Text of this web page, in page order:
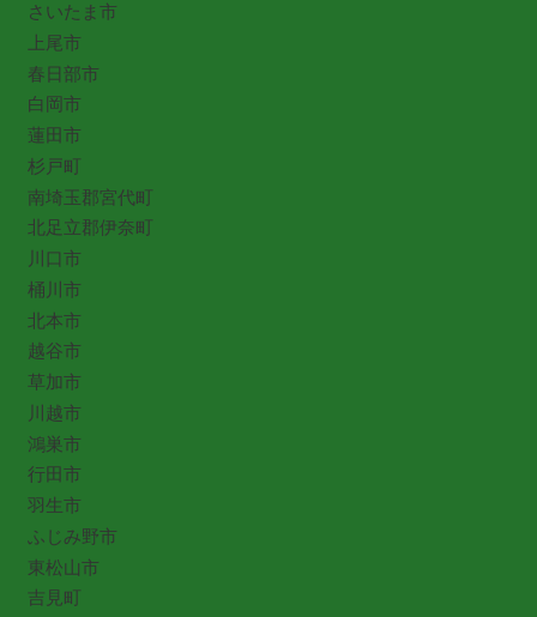
さいたま市
上尾市
春日部市
白岡市
蓮田市
杉戸町
南埼玉郡宮代町
北足立郡伊奈町
川口市
桶川市
北本市
越谷市
草加市
川越市
鴻巣市
行田市
羽生市
ふじみ野市
東松山市
吉見町